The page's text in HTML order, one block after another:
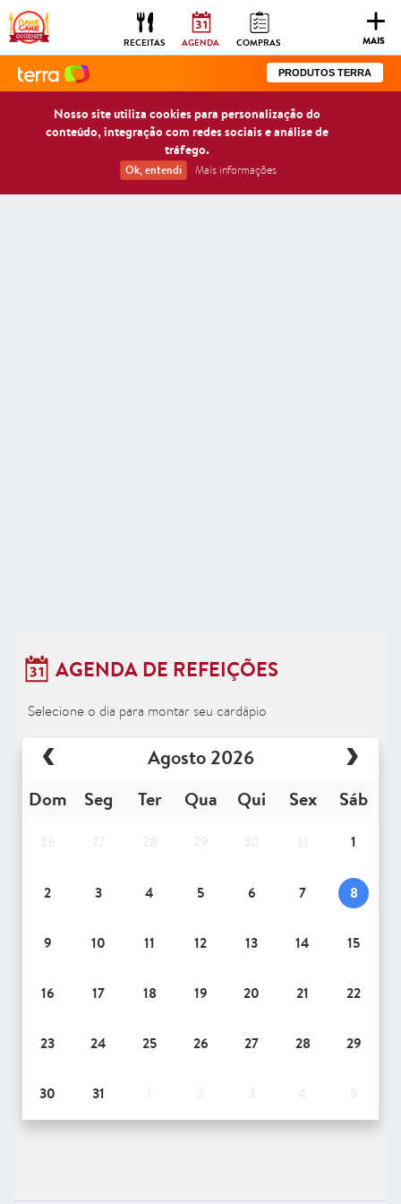
PRODUTOS TERRA
Nosso site utiliza cookies para personalização do
conteúdo, integração com redes sociais e análise de
tráfego.
Ok, entendi Mais informações
MAIS
RECEITAS AGENDA COMPRAS
AGENDA DE REFEIÇÕES
Selecione o dia para montar seu cardápio
Agosto 2026
Dom Seg Ter Qua Qui Sex Sáb
1
2 3 4 5 6 7 8
9 10 11 12 13 14 15
16 17 18 19 20 21 22
23 24 25 26 27 28 29
30 31